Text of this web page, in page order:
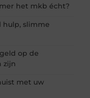
het mkb écht?
hulp, slimme
op de
zijn
met uw